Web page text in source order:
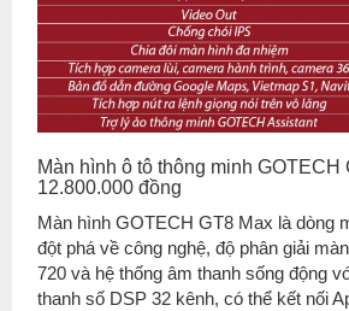
Màn hình ô tô thông minh GOTECH
12.800.000 đồng
Màn hình GOTECH GT8 Max là dòng
đột phá về công nghệ, độ phân giải
720 và hệ thống âm thanh sống động
thanh số DSP 32 kênh, có thể kết nối